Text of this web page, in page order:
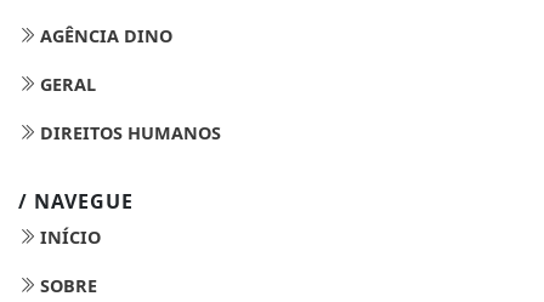
AGÊNCIA DINO
GERAL
DIREITOS HUMANOS
/ NAVEGUE
INÍCIO
SOBRE